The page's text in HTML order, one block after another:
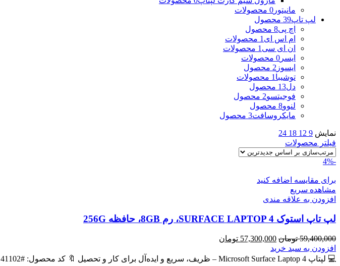
مانیتور 0 محصولات
لپ تاپ39 محصول
اچ پی8 محصول
ام اس ای 1 محصولات
ان ای سی 1 محصولات
ایسر 0 محصولات
ایسوز 2 محصول
توشیبا 1 محصولات
دل13 محصول
فوجیتسو2 محصول
لنوو8 محصول
مایکروسافت3 محصول
نمایش 9
12
18
24
فیلتر محصولات
-4%
برای مقایسه اضافه کنید
مشاهده سریع
افزودن به علاقه مندی
لپ تاپ استوک SURFACE LAPTOP 4، رم 8GB، حافظه 256G
59,400,000 تومان قیمت
اصلی
59,400,000 تومان
57,300,000 تومان
57,300,000 تومان
افزودن به سبد خرید
💻 لپتاپ Microsoft Surface Laptop 4 – ظریف، سریع و ایده‌آل برای کار و تحصیل 🔖 کد محصول: #41102 📸